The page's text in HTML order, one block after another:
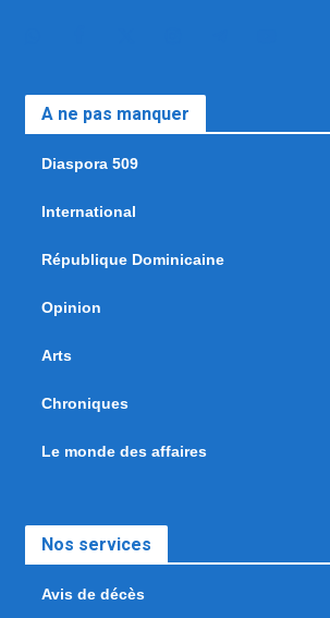
A ne pas manquer
Diaspora 509
International
République Dominicaine
Opinion
Arts
Chroniques
Le monde des affaires
Nos services
Avis de décès